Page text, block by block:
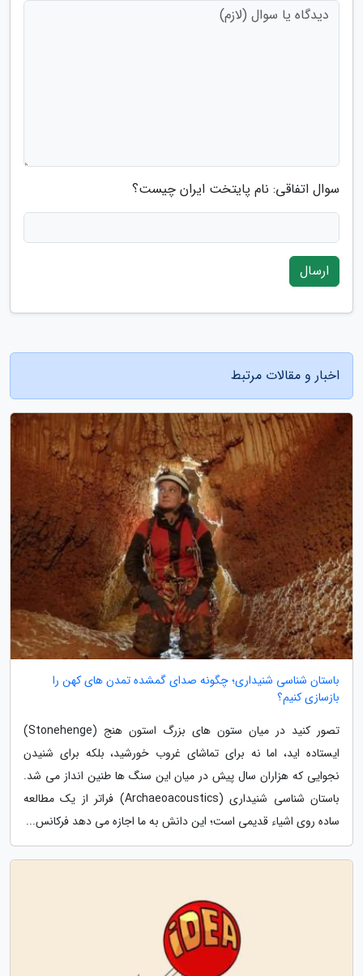
سوال اتفاقی: نام پایتخت ایران چیست؟
ارسال
اخبار و مقالات مرتبط
باستان شناسی شنیداری؛ چگونه صدای گمشده تمدن های کهن را
بازسازی کنیم؟
تصور کنید در میان ستون های بزرگ استون هنج (Stonehenge)
ایستاده اید، اما نه برای تماشای غروب خورشید، بلکه برای شنیدن
نجوایی که هزاران سال پیش در میان این سنگ ها طنین انداز می شد.
باستان شناسی شنیداری (Archaeoacoustics) فراتر از یک مطالعه
ساده روی اشیاء قدیمی است؛ این دانش به ما اجازه می دهد فرکانس...